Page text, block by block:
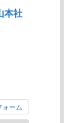
本社
ォーム